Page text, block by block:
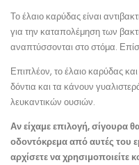
Το έλαιο καρύδας είναι
για την καταπολέμηση των
αναπτύσσονται στο στόμα.
Επιπλέον, το έλαιο καρύδας
δόντια και τα κάνουν
λευκαντικών ουσιών.
Αν είχαμε επιλογή, σίγουρα
οδοντόκρεμα από αυτές του
αρχίσετε να χρησιμοποιείτε